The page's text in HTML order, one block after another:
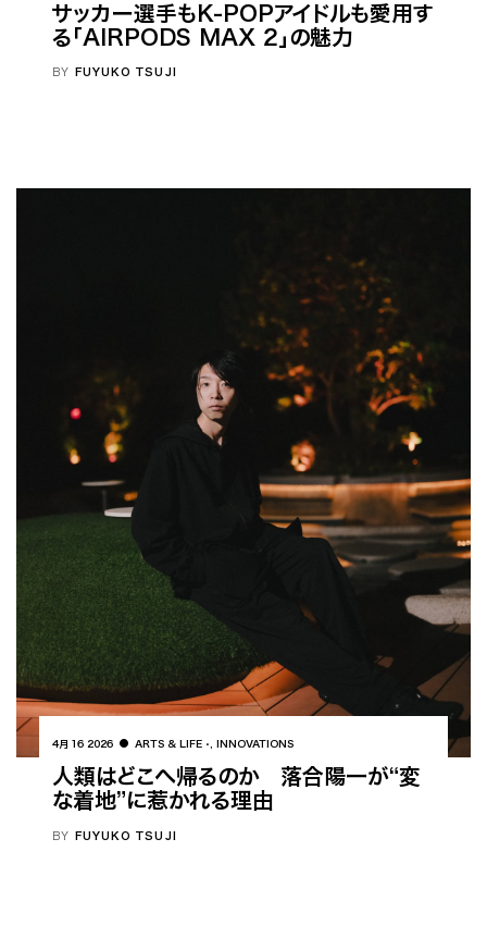
サッカー選手もK-POPアイドルも愛用す
る「AIRPODS MAX 2」の魅力
BY FUYUKO TSUJI
4月 16 2026 ARTS & LIFE INNOVATIONS
人類はどこへ帰るのか 落合陽一が“変
な着地”に惹かれる理由
BY FUYUKO TSUJI